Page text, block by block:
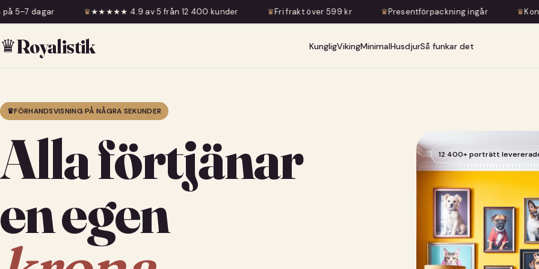
♛ ★★★★★ 4.9 av 5 från 12 400 kunder ♛Fri frakt över 599 kr ♛Presentförpackning ingår ♛Konstnärlig
♛Royalistik KungligVikingMinimalHusdjurSå funkar det
♛FÖRHANDSVISNING PÅ NÅGRA SEKUNDER
Alla förtjänar
en egen
12 400+ porträtt